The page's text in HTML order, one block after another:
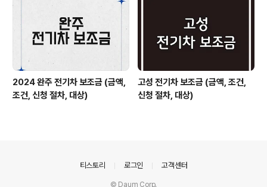
2024 완주 전기차 보조금 (금액,
조건, 신청 절차, 대상)
고성 전기차 보조금 (금액, 조건,
신청 절차, 대상)
티스토리 로그인 고객센터
© Daum Corp.